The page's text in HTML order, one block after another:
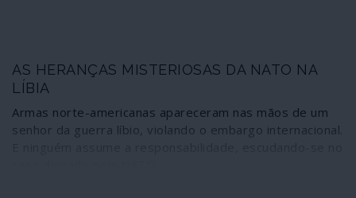
AS HERANÇAS MISTERIOSAS DA NATO NA
LÍBIA
Armas norte-americanas apareceram nas mãos de um
senhor da guerra líbio, violando o embargo internacional.